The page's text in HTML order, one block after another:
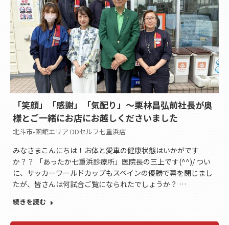
「笑顔」「感謝」「気配り」～栗林昌弘前社長が奥
様とご一緒にお店にお越しくださいました
北斗市-函館エリア DDセルフ七重浜店
みなさまこんにちは！お体と愛車の健康状態はいかがです
か？？ 「あったか七重浜診療所」医院長の三上です(^^)/ つい
に、サッカーワールドカップもスペインの優勝で幕を閉じまし
たが、皆さんは何試合ご覧になられたでしょうか？ …
続きを読む